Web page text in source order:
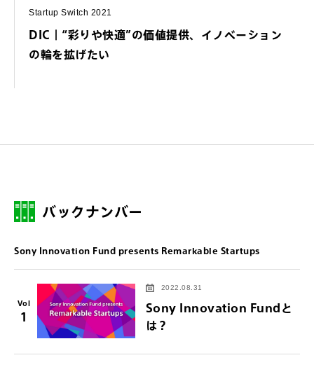
Startup Switch 2021
DIC｜“彩りや快適”の価値提供、イノベーション
の輪を拡げたい
バックナンバー
Sony Innovation Fund presents Remarkable Startups
Vol
1
2022.08.31
Sony Innovation Fundと
は？